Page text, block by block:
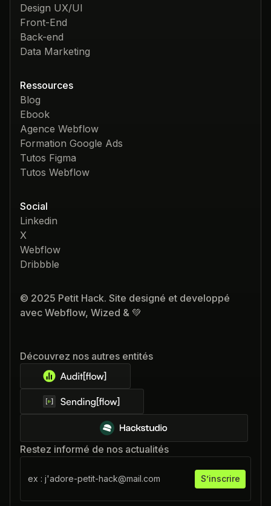
Design UX/UI
Front-End
Back-end
Data Marketing
Ressources
Blog
Ebook
Agence Webflow
Formation Google Ads
Tutos Figma
Tutos Webflow
Social
Linkedin
X
Webflow
Dribbble
Découvrez nos autres entités
Restez informé de nos actualités
© 2025 Petit Hack. Site designé et developpé
avec Webflow, Wized & 💚